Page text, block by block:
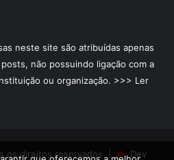
neste site são atribuídas apenas
não possuindo ligação com a
ou organização. >>> Ler
os direitos reservados | Dev